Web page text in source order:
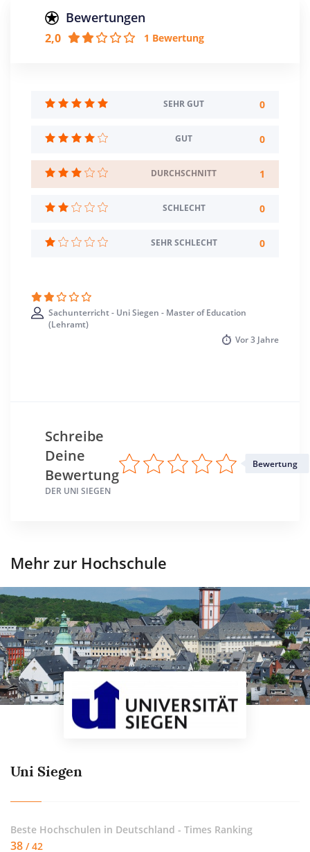
Creditpoints
4 Semester
Sprache
Deutsch
Englisch
Studienbeginn
Sommer- u. Wintersemester
Standort
Siegen >> Siegen-Wittgenstein
Bewertungen
2,0 1 Bewertung
SEHR GUT 0
GUT 0
DURCHSCHNITT 1
SCHLECHT 0
SEHR SCHLECHT 0
Sachunterricht - Uni Siegen - Master of Education
(Lehramt)
Vor3 Jahre
Schreibe
Deine
Bewertung
DER UNI SIEGEN
Bewertung
Mehr zur Hochschule
Uni Siegen
Beste Hochschulen in Deutschland - Times Ranking
38 / 42